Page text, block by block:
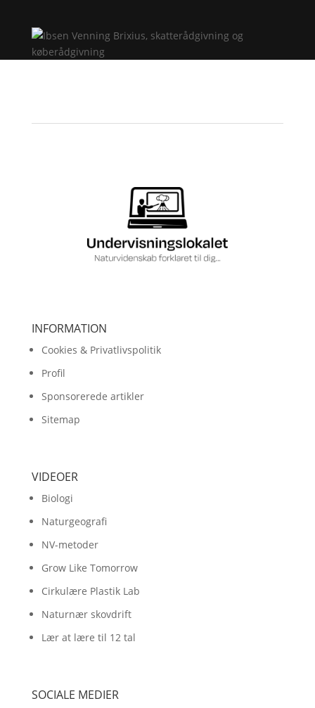
INFORMATION
Cookies & Privatlivspolitik
Profil
Sponsorerede artikler
Sitemap
VIDEOER
Biologi
Naturgeografi
NV-metoder
Grow Like Tomorrow
Cirkulære Plastik Lab
Naturnær skovdrift
Lær at lære til 12 tal
SOCIALE MEDIER